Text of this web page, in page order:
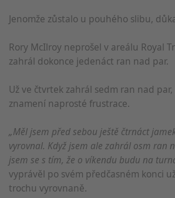
Jenomže zůstalo u pouhého slibu,
Rory McIlroy neprošel v areálu Royal
zahrál dokonce jedenáct ran nad par.
Už ve čtvrtek zahrál sedm ran nad
znamení naprosté frustrace.
„Měl jsem před sebou ještě čtrnáct
vyrovnal. Když jsem ale zahrál osm ran
jsem se s tím, že o víkendu budu na
vyprávěl po svém předčasném konci
trochu vyrovnaně.